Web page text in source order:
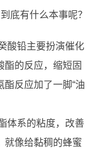
底有什么本事呢？
酸铅主要扮演催化
酯的反应，缩短固
反应加了一脚“油
体系的粘度，改善
就像给黏稠的蜂蜜